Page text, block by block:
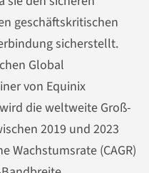
geschäftskritischen
sicherstellt.
Global
von Equinix
die weltweite Groß-
2019 und 2023
Wachstumsrate (CAGR)